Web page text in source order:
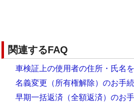
関連するFAQ
車検証上の使用者の住所・氏名
名義変更（所有権解除）のお手
早期一括返済（全額返済）のお